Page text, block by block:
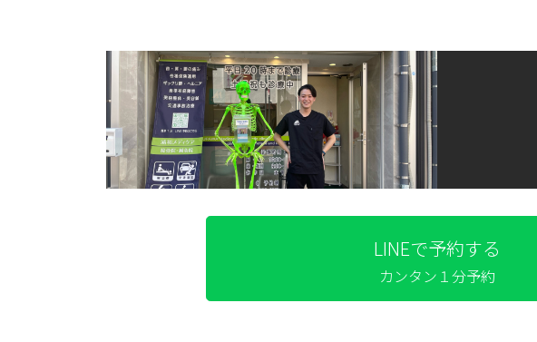
LINEで予約する
カンタン１分予約